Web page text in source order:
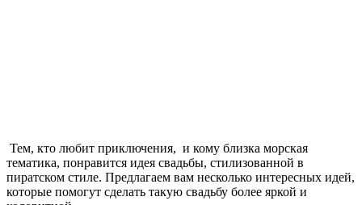
Тем, кто любит приключения, и кому близка морская
тематика, понравится идея свадьбы, стилизованной в
пиратском стиле. Предлагаем вам несколько интересных идей,
которые помогут сделать такую свадьбу более яркой и